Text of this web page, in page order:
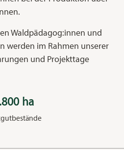
Waldpädagog:innen und
werden im Rahmen unserer
und Projekttage
ha